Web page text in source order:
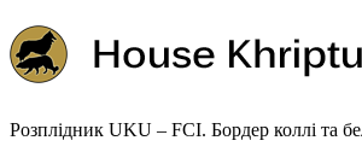
Розплідник UKU – FCI. Бордер коллі та